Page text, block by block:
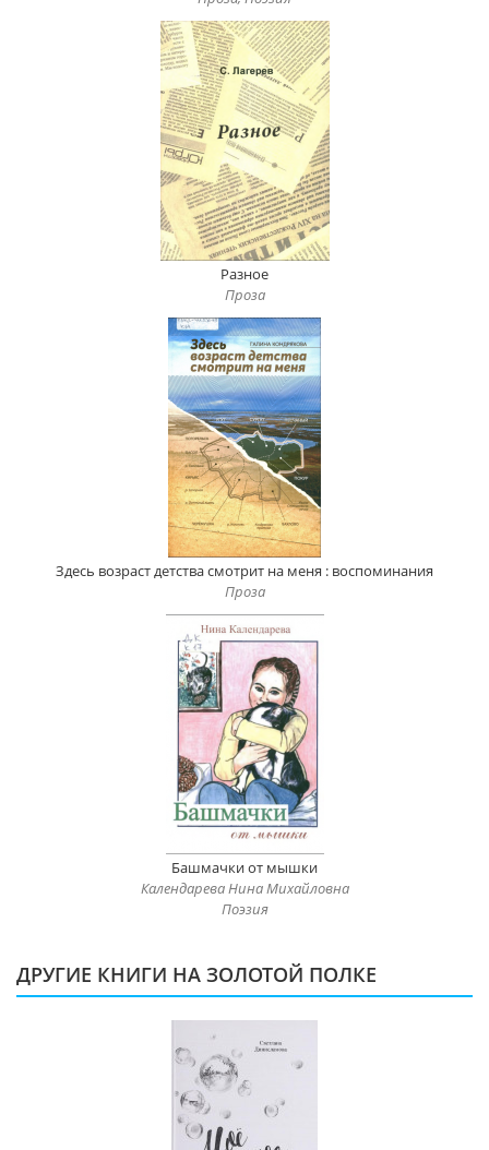
Разное
Проза
Здесь возраст детства смотрит на меня : воспоминания
Проза
Башмачки от мышки
Календарева Нина Михайловна
Поэзия
ДРУГИЕ КНИГИ НА ЗОЛОТОЙ ПОЛКЕ